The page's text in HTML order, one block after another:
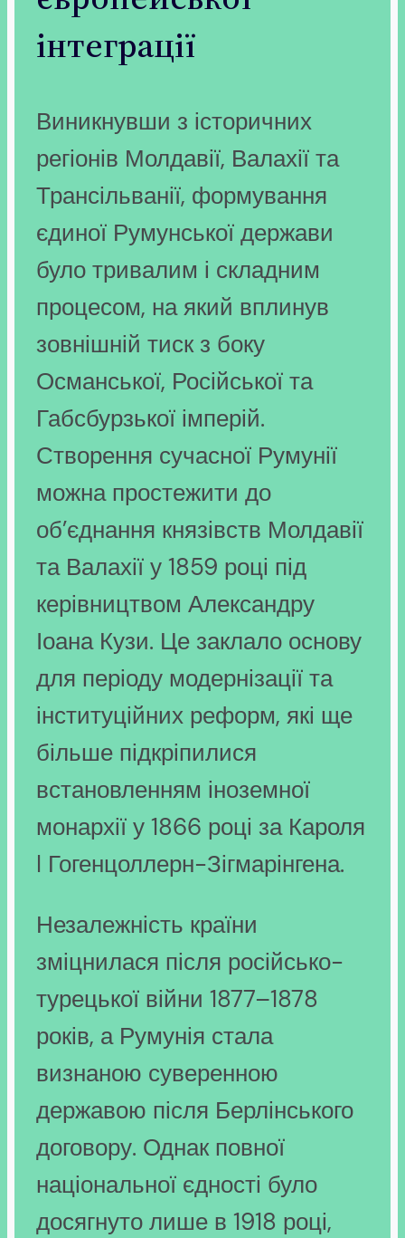
інтеграції
Виникнувши з історичних
регіонів Молдавії, Валахії та
Трансільванії, формування
єдиної Румунської держави
було тривалим і складним
процесом, на який вплинув
зовнішній тиск з боку
Османської, Російської та
Габсбурзької імперій.
Створення сучасної Румунії
можна простежити до
об’єднання князівств Молдавії
та Валахії у 1859 році під
керівництвом Александру
Іоана Кузи. Це заклало основу
для періоду модернізації та
інституційних реформ, які ще
більше підкріпилися
встановленням іноземної
монархії у 1866 році за Кароля
I Гогенцоллерн-Зігмарінгена.
Незалежність країни
зміцнилася після російсько-
турецької війни 1877–1878
років, а Румунія стала
визнаною суверенною
державою після Берлінського
договору. Однак повної
національної єдності було
досягнуто лише в 1918 році,